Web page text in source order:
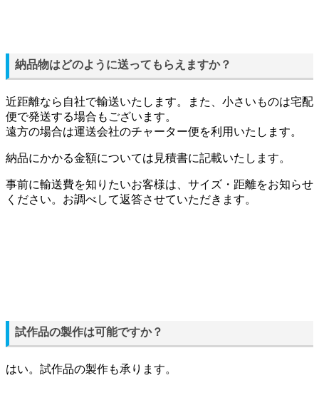
納品物はどのように送ってもらえますか？
近距離なら自社で輸送いたします。また、小さいものは宅配
便で発送する場合もございます。
遠方の場合は運送会社のチャーター便を利用いたします。
納品にかかる金額については見積書に記載いたします。
事前に輸送費を知りたいお客様は、サイズ・距離をお知らせ
ください。お調べして返答させていただきます。
試作品の製作は可能ですか？
はい。試作品の製作も承ります。